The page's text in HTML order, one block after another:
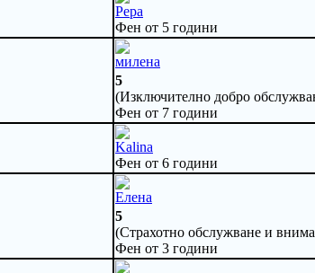
Pepa
Фен от 5 години
милена
5
(Изключително добро
Фен от 7 години
Kalina
Фен от 6 години
Елена
5
(Страхотно обслужване и
Фен от 3 години